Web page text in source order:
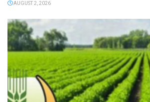
AUGUST 2, 2026